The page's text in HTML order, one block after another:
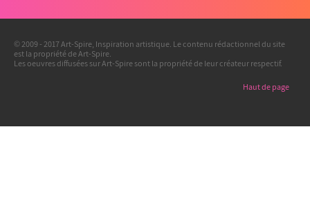
© 2009 - 2017 Art-Spire, Inspiration artistique. Le contenu rédactionnel du site
est la propriété de Art-Spire.
Les oeuvres diffusées sur Art-Spire sont la propriété de leur créateur respectif.
Haut de page